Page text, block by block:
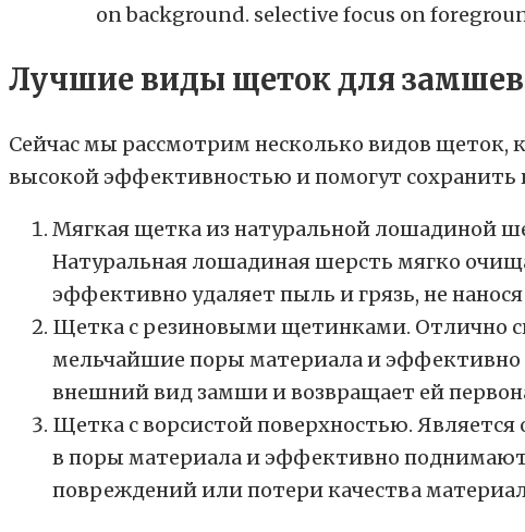
on background. selective focus on
Лучшие виды щеток для
Сейчас мы рассмотрим несколько видов
высокой эффективностью и помогут сохранить
Мягкая щетка из натуральной лошадиной
Натуральная лошадиная шерсть мягко
эффективно удаляет пыль и грязь, не
Щетка с резиновыми щетинками. Отлично
мельчайшие поры материала и эффективно
внешний вид замши и возвращает ей
Щетка с ворсистой поверхностью.
в поры материала и эффективно
повреждений или потери качества